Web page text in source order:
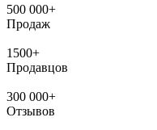
500 000+
Продаж
1500+
Продавцов
300 000+
Отзывов